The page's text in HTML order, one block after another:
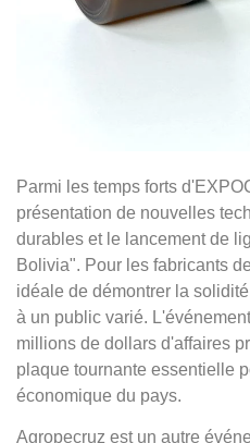
Parmi les temps forts
présentation de nouvelles
durables et le lancement de
Bolivia". Pour les fabricants
idéale de démontrer la
à un public varié.
millions de dollars d'affaires
plaque tournante essentielle
économique du pays.
Agropecruz est un autre